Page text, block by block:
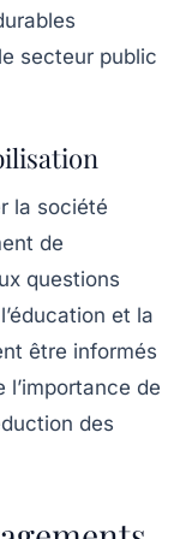
secteur public
la société
de
questions
et la
être informés
de
des